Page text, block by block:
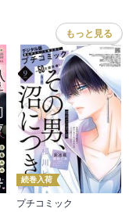
もっと見る
続巻入荷
プチコミック